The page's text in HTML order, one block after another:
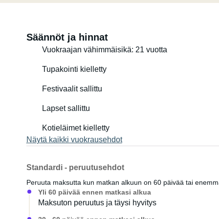
Säännöt ja hinnat
Vuokraajan vähimmäisikä: 21 vuotta
Tupakointi kielletty
Festivaalit sallittu
Lapset sallittu
Kotieläimet kielletty
Näytä kaikki vuokrausehdot
Standardi - peruutusehdot
Peruuta maksutta kun matkan alkuun on 60 päivää tai
Yli 60 päivää ennen matkasi alkua
Maksuton peruutus ja täysi hyvitys